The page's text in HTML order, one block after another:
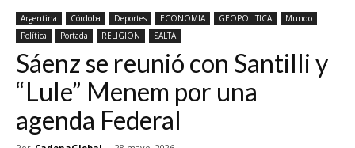
Argentina Córdoba Deportes ECONOMIA GEOPOLITICA
Mundo
Política
Portada RELIGION SALTA
Sáenz se reunió con Santilli y
“Lule” Menem por una
agenda Federal